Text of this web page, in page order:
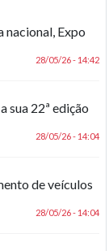
nacional, Expo
28/05/26 - 14:42
sua 22ª edição
28/05/26 - 14:04
de veículos
28/05/26 - 14:04